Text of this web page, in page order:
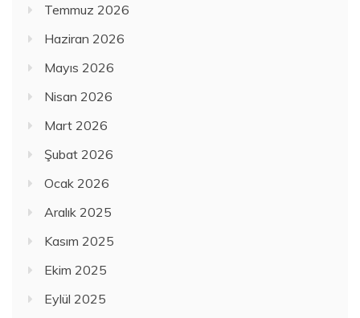
Temmuz 2026
Haziran 2026
Mayıs 2026
Nisan 2026
Mart 2026
Şubat 2026
Ocak 2026
Aralık 2025
Kasım 2025
Ekim 2025
Eylül 2025